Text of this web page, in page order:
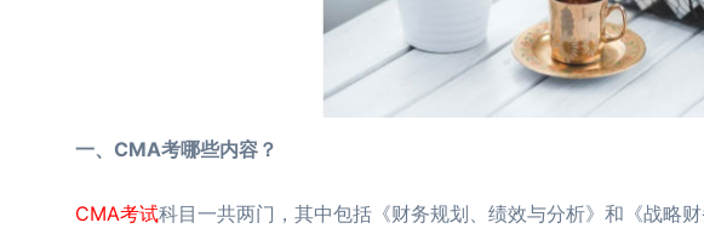
一、CMA考哪些内容？
CMA考试科目一共两门，其中包括《财务规划、绩效与分析》和《战略